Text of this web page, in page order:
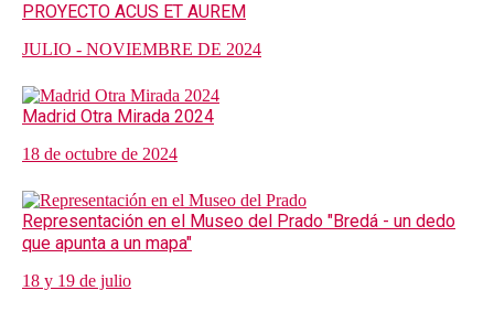
PROYECTO ACUS ET AUREM
JULIO - NOVIEMBRE DE 2024
Madrid Otra Mirada 2024
18 de octubre de 2024
Representación en el Museo del Prado "Bredá - un dedo
que apunta a un mapa"
18 y 19 de julio